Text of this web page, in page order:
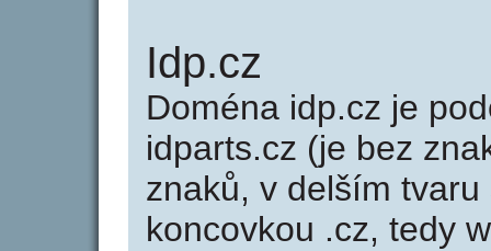
Idp.cz
Doména idp.cz je
idparts.cz (je bez
znaků, v delším
koncovkou .cz, tedy